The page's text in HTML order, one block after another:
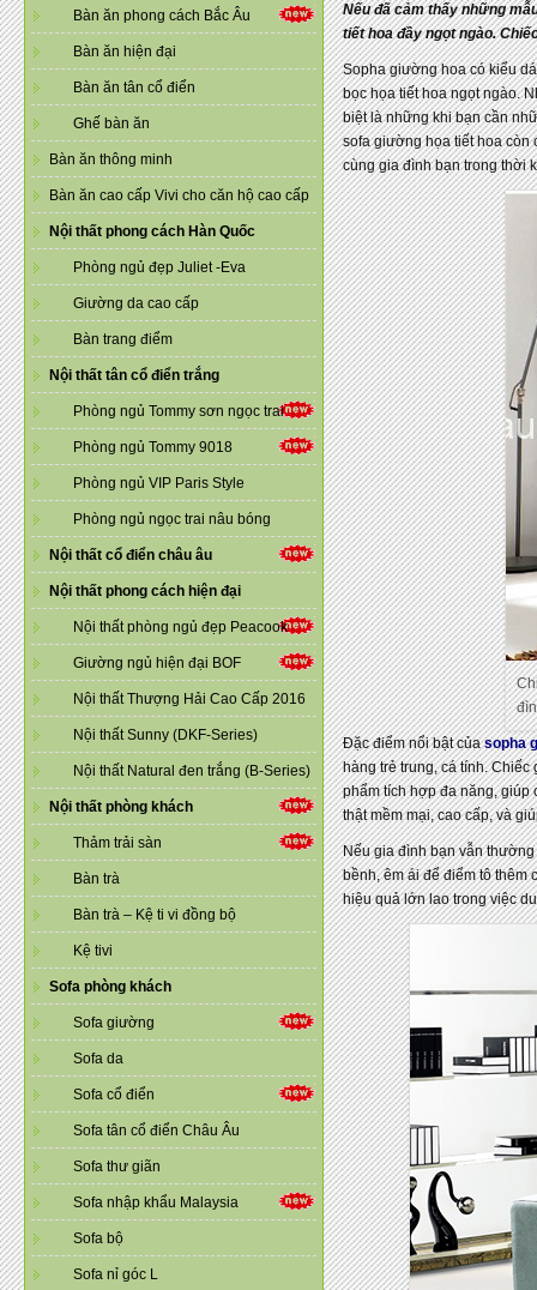
Bàn ăn phong cách Bắc Âu
Bàn ăn hiện đại
Bàn ăn tân cổ điển
Ghế bàn ăn
Bàn ăn thông minh
Bàn ăn cao cấp Vivi cho căn hộ cao cấp
Nội thất phong cách Hàn Quốc
Phòng ngủ đẹp Juliet -Eva
Giường da cao cấp
Bàn trang điểm
Nội thất tân cổ điển trắng
Phòng ngủ Tommy sơn ngọc trai
Phòng ngủ Tommy 9018
Phòng ngủ VIP Paris Style
Phòng ngủ ngọc trai nâu bóng
Nội thất cổ điển châu âu
Nội thất phong cách hiện đại
Nội thất phòng ngủ đẹp Peacook
Giường ngủ hiện đại BOF
Nội thất Thượng Hải Cao Cấp 2016
Nội thất Sunny (DKF-Series)
Nội thất Natural đen trắng (B-Series)
Nội thất phòng khách
Thảm trải sàn
Bàn trà
Bàn trà – Kệ ti vi đồng bộ
Kệ tivi
Sofa phòng khách
Sofa giường
Sofa da
Sofa cổ điển
Sofa tân cổ điển Châu Âu
Sofa thư giãn
Sofa nhập khẩu Malaysia
Sofa bộ
Sofa nỉ góc L
Nếu đã cảm thấy những
tiết hoa đầy ngọt ngào.
Sopha giường hoa có kiểu
bọc họa tiết hoa ngọt ngào.
biệt là những khi bạn cần
sofa giường họa tiết hoa còn
cùng gia đình bạn trong thời
Đặc điểm nổi bật củasopha
hàng trẻ trung, cá tính.
phẩm tích hợp đa năng, giúp
thật mềm mại, cao cấp, và
Nếu gia đình bạn vẫn
bềnh, êm ái để điểm tô thêm
hiệu quả lớn lao trong việc